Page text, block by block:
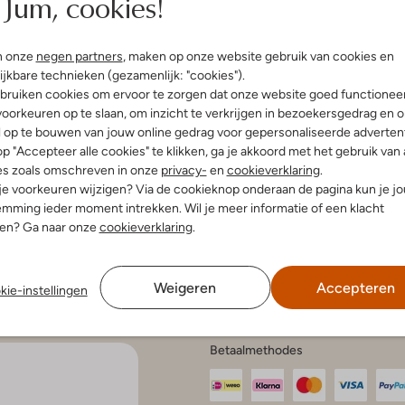
onze negen partners, maken op onze website gebruik van cookies en
technieken (gezamenlijk: "cookies").
cookies om ervoor te zorgen dat onze website goed
op te slaan, om inzicht te verkrijgen in bezoekersgedrag en
op te bouwen van jouw online gedrag voor gepersonaliseerde
"Accepteer alle cookies" te klikken, ga je akkoord met het gebruik van
zoals omschreven in onze privacy- en cookieverklaring.
voorkeuren wijzigen? Via de cookieknop onderaan de pagina kun je
ieder moment intrekken. Wil je meer informatie of een klacht
Ga naar onzecookieverklaring.
instellingen Weigeren Accepteren
en bezorgen
retourneren
en onderhoud
onderhoud
kortingscodes
klachten
voorwaarden
Account
Mijn account
Veelgestelde vragen
Bekijk
Betaalmethodes